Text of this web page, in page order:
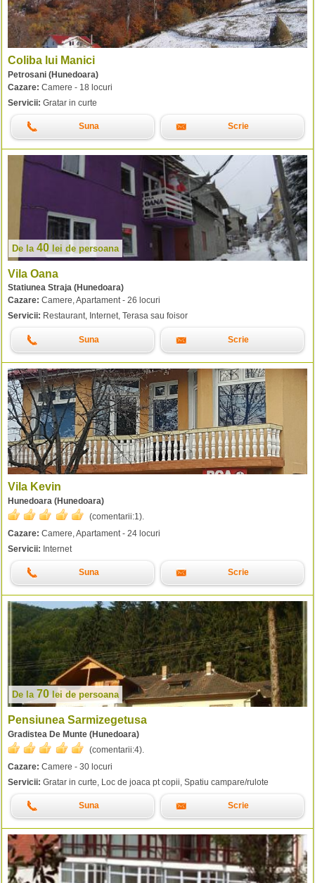
Coliba lui Manici
Petrosani (Hunedoara)
Cazare: Camere - 18 locuri
Servicii: Gratar in curte
Suna Scrie
De la 40 lei de persoana
Vila Oana
Statiunea Straja (Hunedoara)
Cazare: Camere, Apartament - 26 locuri
Servicii: Restaurant, Internet, Terasa sau foisor
Suna Scrie
Vila Kevin
Hunedoara (Hunedoara)
(comentarii:1).
Cazare: Camere, Apartament - 24 locuri
Servicii: Internet
Suna Scrie
De la 70 lei de persoana
Pensiunea Sarmizegetusa
Gradistea De Munte (Hunedoara)
(comentarii:4).
Cazare: Camere - 30 locuri
Servicii: Gratar in curte, Loc de joaca pt copii, Spatiu campare/rulote
Suna Scrie